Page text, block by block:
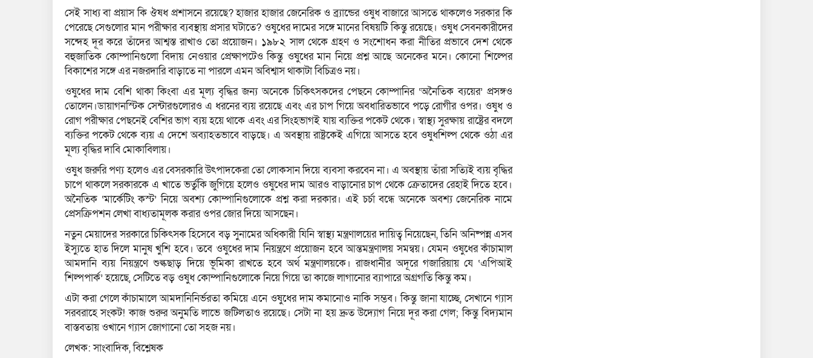
সেই সাধ্য বা প্রয়াস কি ঔষধ প্রশাসনে রয়েছে? হাজার হাজার জেনেরিক ও ব্র্যান্ডের ওষুধ বাজারে আসতে থাকলেও সরকার কি
পেরেছে সেগুলোর মান পরীক্ষার ব্যবস্থায় প্রসার ঘটাতে? ওষুধের দামের সঙ্গে মানের বিষয়টি কিন্তু রয়েছে। ওষুধ সেবনকারীদের
সন্দেহ দূর করে তাঁদের আশ্বস্ত রাখাও তো প্রয়োজন। ১৯৮২ সাল থেকে গ্রহণ ও সংশোধন করা নীতির প্রভাবে দেশ থেকে
বহুজাতিক কোম্পানিগুলো বিদায় নেওয়ার প্রেক্ষাপটেও কিন্তু ওষুধের মান নিয়ে প্রশ্ন আছে অনেকের মনে। কোনো শিল্পের
বিকাশের সঙ্গে এর নজরদারি বাড়াতে না পারলে এমন অবিশ্বাস থাকাটা বিচিত্রও নয়।
ওষুধের দাম বেশি থাকা কিংবা এর মূল্য বৃদ্ধির জন্য অনেকে চিকিৎসকদের পেছনে কোম্পানির ‘অনৈতিক ব্যয়ের’ প্রসঙ্গও
তোলেন।ডায়াগনস্টিক সেন্টারগুলোরও এ ধরনের ব্যয় রয়েছে এবং এর চাপ গিয়ে অবধারিতভাবে পড়ে রোগীর ওপর। ওষুধ ও
রোগ পরীক্ষার পেছনেই বেশির ভাগ ব্যয় হয়ে থাকে এবং এর সিংহভাগই যায় ব্যক্তির পকেট থেকে। স্বাস্থ্য সুরক্ষায় রাষ্ট্রের বদলে
ব্যক্তির পকেট থেকে ব্যয় এ দেশে অব্যাহতভাবে বাড়ছে। এ অবস্থায় রাষ্ট্রকেই এগিয়ে আসতে হবে ওষুধশিল্প থেকে ওঠা এর
মূল্য বৃদ্ধির দাবি মোকাবিলায়।
ওষুধ জরুরি পণ্য হলেও এর বেসরকারি উৎপাদকেরা তো লোকসান দিয়ে ব্যবসা করবেন না। এ অবস্থায় তাঁরা সত্যিই ব্যয় বৃদ্ধির
চাপে থাকলে সরকারকে এ খাতে ভর্তুকি জুগিয়ে হলেও ওষুধের দাম আরও বাড়ানোর চাপ থেকে ক্রেতাদের রেহাই দিতে হবে।
অনৈতিক ‘মার্কেটিং কস্ট’ নিয়ে অবশ্য কোম্পানিগুলোকে প্রশ্ন করা দরকার। এই চর্চা বন্ধে অনেকে অবশ্য জেনেরিক নামে
প্রেসক্রিপশন লেখা বাধ্যতামূলক করার ওপর জোর দিয়ে আসছেন।
নতুন মেয়াদের সরকারে চিকিৎসক হিসেবে বড় সুনামের অধিকারী যিনি স্বাস্থ্য মন্ত্রণালয়ের দায়িত্ব নিয়েছেন, তিনি অনিষ্পন্ন এসব
ইস্যুতে হাত দিলে মানুষ খুশি হবে। তবে ওষুধের দাম নিয়ন্ত্রণে প্রয়োজন হবে আন্তমন্ত্রণালয় সমন্বয়। যেমন ওষুধের কাঁচামাল
আমদানি ব্যয় নিয়ন্ত্রণে শুল্কছাড় দিয়ে ভূমিকা রাখতে হবে অর্থ মন্ত্রণালয়কে। রাজধানীর অদূরে গজারিয়ায় যে ‘এপিআই
শিল্পপার্ক’ হয়েছে, সেটিতে বড় ওষুধ কোম্পানিগুলোকে নিয়ে গিয়ে তা কাজে লাগানোর ব্যাপারে অগ্রগতি কিন্তু কম।
এটা করা গেলে কাঁচামালে আমদানিনির্ভরতা কমিয়ে এনে ওষুধের দাম কমানোও নাকি সম্ভব। কিন্তু জানা যাচ্ছে, সেখানে গ্যাস
সরবরাহে সংকট! কাজ শুরুর অনুমতি লাভে জটিলতাও রয়েছে। সেটা না হয় দ্রুত উদ্যোগ নিয়ে দূর করা গেল; কিন্তু বিদ্যমান
বাস্তবতায় ওখানে গ্যাস জোগানো তো সহজ নয়।
লেখক: সাংবাদিক, বিশ্লেষক